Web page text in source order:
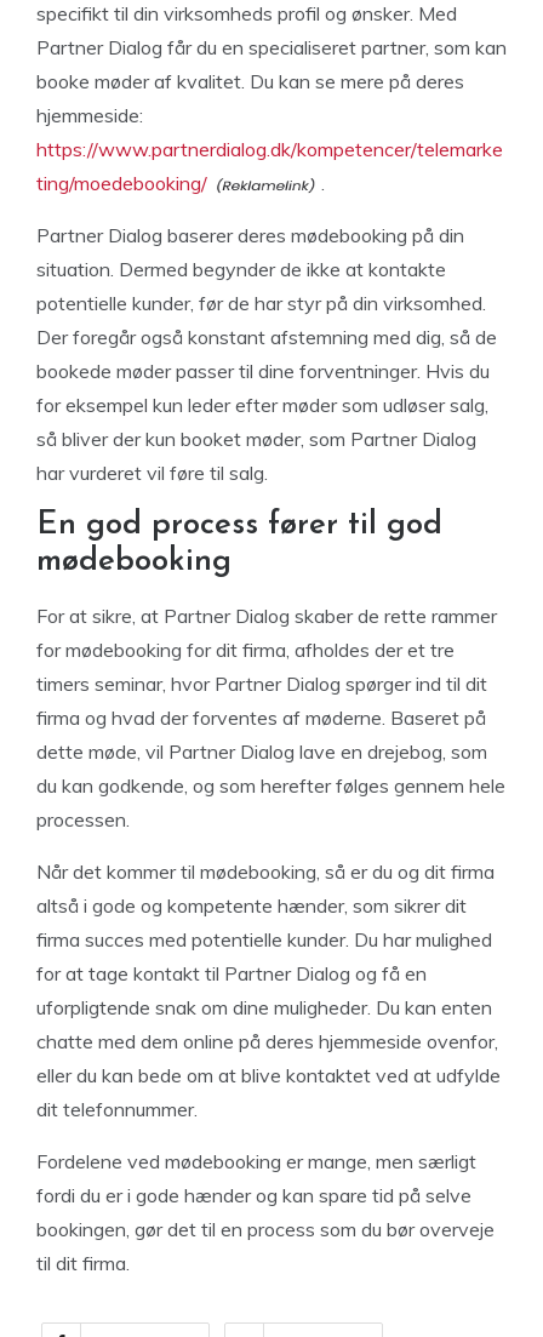
specifikt til din virksomheds profil og ønsker. Med
Partner Dialog får du en specialiseret partner, som kan
booke møder af kvalitet. Du kan se mere på deres
hjemmeside:
https://www.partnerdialog.dk/kompetencer/telemarke
ting/moedebooking/
.
Partner Dialog baserer deres mødebooking på din
situation. Dermed begynder de ikke at kontakte
potentielle kunder, før de har styr på din virksomhed.
Der foregår også konstant afstemning med dig, så de
bookede møder passer til dine forventninger. Hvis du
for eksempel kun leder efter møder som udløser salg,
så bliver der kun booket møder, som Partner Dialog
har vurderet vil føre til salg.
En god process fører til god
mødebooking
For at sikre, at Partner Dialog skaber de rette rammer
for mødebooking for dit firma, afholdes der et tre
timers seminar, hvor Partner Dialog spørger ind til dit
firma og hvad der forventes af møderne. Baseret på
dette møde, vil Partner Dialog lave en drejebog, som
du kan godkende, og som herefter følges gennem hele
processen.
Når det kommer til mødebooking, så er du og dit firma
altså i gode og kompetente hænder, som sikrer dit
firma succes med potentielle kunder. Du har mulighed
for at tage kontakt til Partner Dialog og få en
uforpligtende snak om dine muligheder. Du kan enten
chatte med dem online på deres hjemmeside ovenfor,
eller du kan bede om at blive kontaktet ved at udfylde
dit telefonnummer.
Fordelene ved mødebooking er mange, men særligt
fordi du er i gode hænder og kan spare tid på selve
bookingen, gør det til en process som du bør overveje
til dit firma.